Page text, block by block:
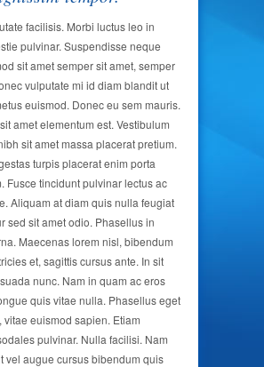
facilisis. Morbi luctus leo in
pulvinar. Suspendisse neque
sit amet semper sit amet, semper
vulputate mi id diam blandit ut
euismod. Donec eu sem mauris.
amet elementum est. Vestibulum
sit amet massa placerat pretium.
turpis placerat enim porta
Fusce tincidunt pulvinar lectus ac
Aliquam at diam quis nulla feugiat
sed sit amet odio. Phasellus in
Maecenas lorem nisl, bibendum
et, sagittis cursus ante. In sit
nunc. Nam in quam ac eros
quis vitae nulla. Phasellus eget
vitae euismod sapien. Etiam
pulvinar. Nulla facilisi. Nam
vel augue cursus bibendum quis